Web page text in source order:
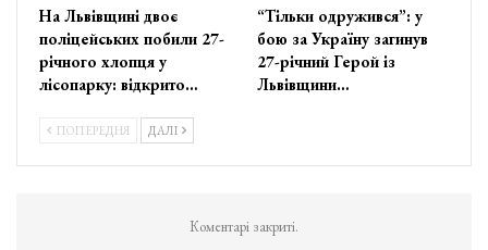
На Львівщині двоє
поліцейських побили 27-
річного хлопця у
лісопарку: відкрито…
“Тільки одружився”: у
бою за Україну загинув
27-річний Герой із
Львівщини…
ПОПЕРЕДНЯ ДАЛІ
Коментарі закриті.